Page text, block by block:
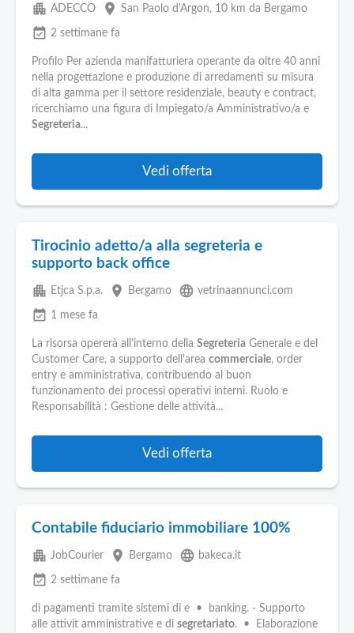
apartment ADECCO place San Paolo d'Argon, 10 km da Bergamo
event_available 2 settimane fa
Profilo Per azienda manifatturiera operante da oltre 40 anni
nella progettazione e produzione di arredamenti su misura
di alta gamma per il settore residenziale, beauty e contract,
ricerchiamo una figura di Impiegato/a Amministrativo/a e
Segreteria...
Vedi offerta
Tirocinio adetto/a alla segreteria e
supporto back office
apartment Etjca S.p.a. place Bergamo language vetrinaannunci.com
event_available 1 mese fa
La risorsa opererà all'interno della Segreteria Generale e del
Customer Care, a supporto dell'area commerciale, order
entry e amministrativa, contribuendo al buon
funzionamento dei processi operativi interni. Ruolo e
Responsabilità : Gestione delle attività...
Vedi offerta
Contabile fiduciario immobiliare 100%
apartment JobCourier place Bergamo language bakeca.it
event_available 2 settimane fa
di pagamenti tramite sistemi di e • banking. - Supporto
alle attivit amministrative e di segretariato. • Elaborazione